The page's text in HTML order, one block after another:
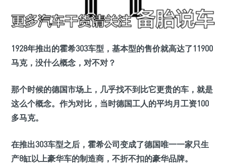
1928年推出的霍希303车型，基本型的售价就高达了11900
马克，没什么概念，对不对？
那个时候的德国市场上，几乎找不到比它更贵的车，就是
这么个概念。作为对比，当时德国工人的平均月工资100
多马克。
在推出303车型之后，霍希公司变成了德国唯一一家只生
产8缸以上豪华车的制造商，不折不扣的豪华品牌。